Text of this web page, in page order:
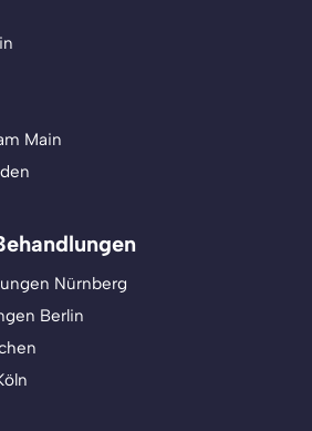
Main
Nürnberg
Berlin